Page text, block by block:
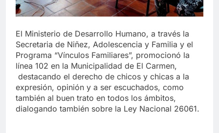
El Ministerio de Desarrollo Humano, a través la
Secretaria de Niñez, Adolescencia y Familia y el
Programa “Vínculos Familiares”, promocionó la
línea 102 en la Municipalidad de El Carmen,
destacando el derecho de chicos y chicas a la
expresión, opinión y a ser escuchados, como
también al buen trato en todos los ámbitos,
dialogando también sobre la Ley Nacional 26061.